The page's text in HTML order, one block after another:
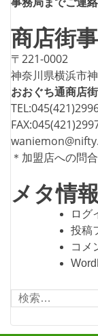
商店街
〒221-0002
神奈川県横浜市
おおぐち通商店
＊加盟店への問
メタ情報
ログ
投稿
コメ
検